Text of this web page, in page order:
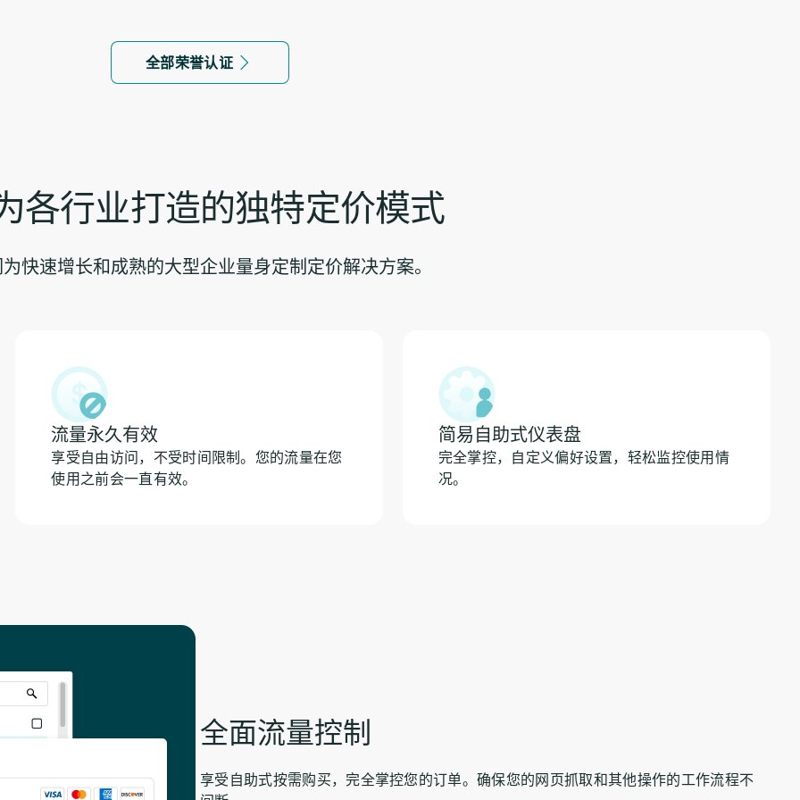
全部荣誉认证
各行业打造的独特定价模式
快速增长和成熟的大型企业量身定制定价解决方案。
流量永久有效
享受自由访问，不受时间限制。您的流量在您
使用之前会一直有效。
简易自助式仪表盘
完全掌控，自定义偏好设置，轻松监控使用情
况。
全面流量控制
享受自助式按需购买，完全掌控您的订单。确保您的网页抓取和其他操作的工作流程不